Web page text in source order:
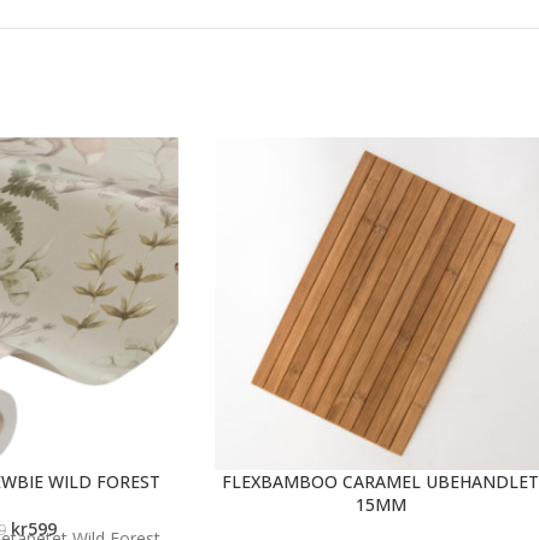
WILD FOREST
kr599
FLEXBAMBOO CARAMEL UBEHANDLET
15MM